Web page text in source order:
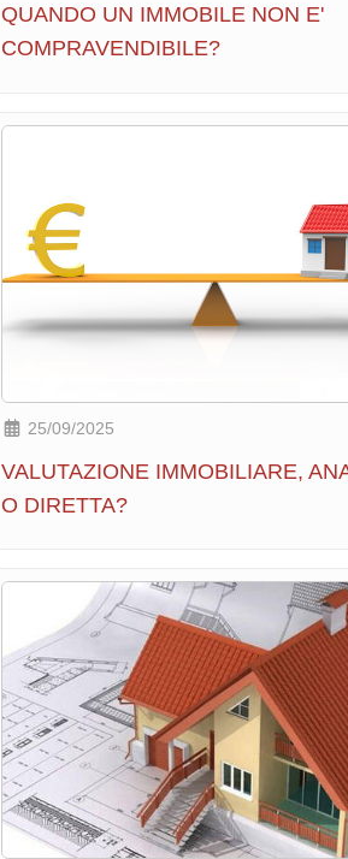
QUANDO UN IMMOBILE NON E'
COMPRAVENDIBILE?
25/09/2025
VALUTAZIONE IMMOBILIARE,
O DIRETTA?